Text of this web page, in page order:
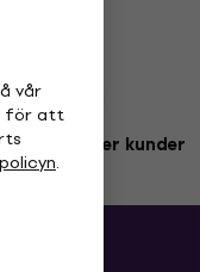
vår
för att
.
än 3 miljoner kunder